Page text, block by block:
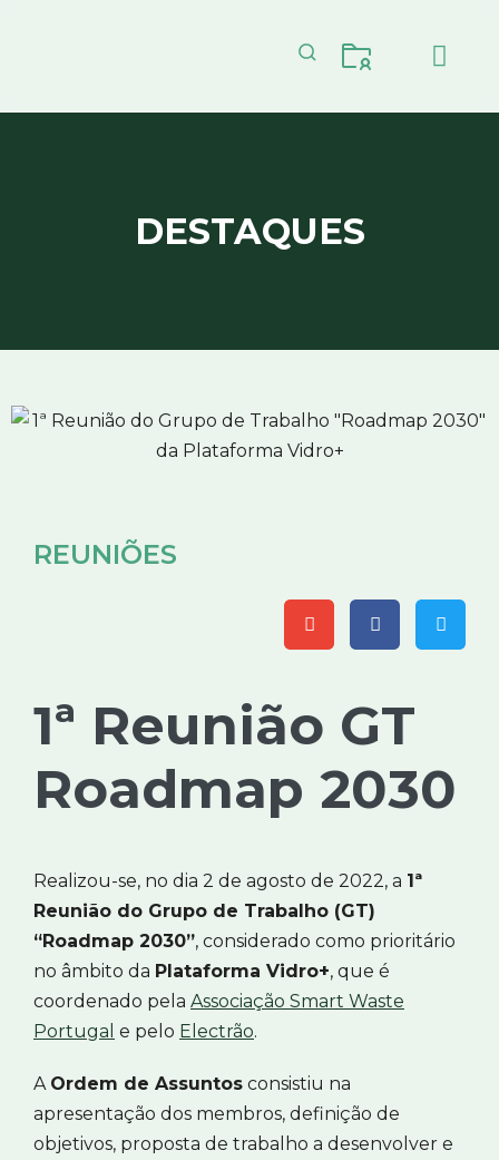
DESTAQUES
REUNIÕES
1ª Reunião GT
Roadmap 2030
Realizou-se, no dia 2 de agosto de 2022, a 1ª
Reunião do Grupo de Trabalho (GT)
“Roadmap 2030”, considerado como prioritário
no âmbito da Plataforma Vidro+, que é
coordenado pela Associação Smart Waste
Portugal e pelo Electrão.
A Ordem de Assuntos consistiu na
apresentação dos membros, definição de
objetivos, proposta de trabalho a desenvolver e